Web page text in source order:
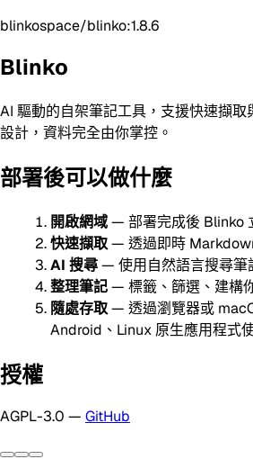
blinkospace/blinko:1.8.6
Blinko
AI 驅動的自架筆記工具，支援快速擷
設計，資料完全由你掌控。
部署後可以做什麼
開啟網域— 部署完成後 Blinko
快速擷取— 透過即時
AI 搜尋— 使用自然語言搜尋筆
整理筆記— 標籤、篩選、建構
隨處存取— 透過瀏覽器或
Android、Linux 原生應用程式
授權
AGPL-3.0 — GitHub